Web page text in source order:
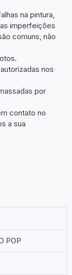
na pintura,
imperfeições
comuns, não
nos
por
contato no
a sua
POP